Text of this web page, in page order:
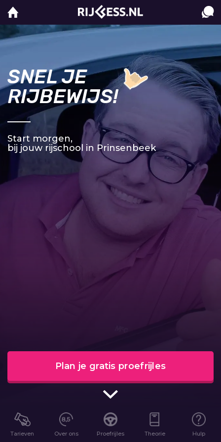
SNEL JE
RIJBEWIJS!
Start morgen,
bij jouw rijschool in Prinsenbeek
Plan je gratis proefrijles
Tarieven Over ons Proefrijles Theorie Hulp